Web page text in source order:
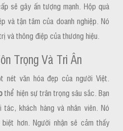
sẽ gây ấn tượng mạnh. Hộp quà
và tận tâm của doanh nghiệp. Nó
và thông điệp của thương hiệu.
Trọng Và Tri Ân
nét văn hóa đẹp của người Việt.
thể hiện sự trân trọng sâu sắc. Bạn
khách hàng và nhân viên. Nó
hơn. Người nhận sẽ cảm thấy